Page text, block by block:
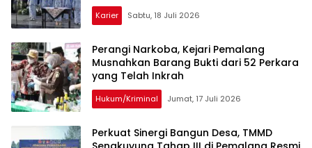
Karier Sabtu, 18 Juli 2026
Perangi Narkoba, Kejari Pemalang
Musnahkan Barang Bukti dari 52 Perkara
yang Telah Inkrah
Hukum/Kriminal Jumat, 17 Juli 2026
Perkuat Sinergi Bangun Desa, TMMD